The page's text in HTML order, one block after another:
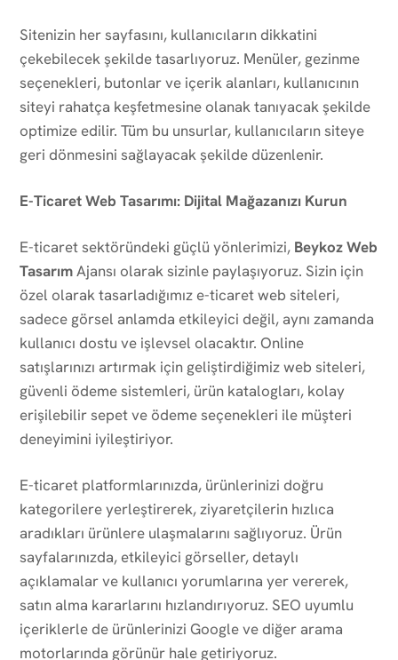
Sitenizin her sayfasını, kullanıcıların dikkatini
çekebilecek şekilde tasarlıyoruz. Menüler, gezinme
seçenekleri, butonlar ve içerik alanları, kullanıcının
siteyi rahatça keşfetmesine olanak tanıyacak şekilde
optimize edilir. Tüm bu unsurlar, kullanıcıların siteye
geri dönmesini sağlayacak şekilde düzenlenir.
E-Ticaret Web Tasarımı: Dijital Mağazanızı Kurun
E-ticaret sektöründeki güçlü yönlerimizi, Beykoz Web
TasarımAjansı olarak sizinle paylaşıyoruz. Sizin için
özel olarak tasarladığımız e-ticaret web siteleri,
sadece görsel anlamda etkileyici değil, aynı zamanda
kullanıcı dostu ve işlevsel olacaktır. Online
satışlarınızı artırmak için geliştirdiğimiz web siteleri,
güvenli ödeme sistemleri, ürün katalogları, kolay
erişilebilir sepet ve ödeme seçenekleri ile müşteri
deneyimini iyileştiriyor.
E-ticaret platformlarınızda, ürünlerinizi doğru
kategorilere yerleştirerek, ziyaretçilerin hızlıca
aradıkları ürünlere ulaşmalarını sağlıyoruz. Ürün
sayfalarınızda, etkileyici görseller, detaylı
açıklamalar ve kullanıcı yorumlarına yer vererek,
satın alma kararlarını hızlandırıyoruz. SEO uyumlu
içeriklerle de ürünlerinizi Google ve diğer arama
motorlarında görünür hale getiriyoruz.